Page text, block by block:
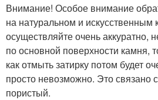
Внимание! Особое внимание
на натуральном и искусственным
осуществляйте очень аккуратно,
по основной поверхности камня,
как отмыть затирку потом будет
просто невозможно. Это связано
пористый.